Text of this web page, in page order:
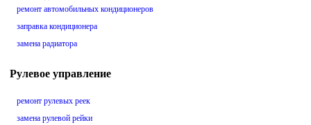
ремонт автомобильных кондиционеров
заправка кондиционера
замена радиатора
Рулевое управление
ремонт рулевых реек
замена рулевой рейки